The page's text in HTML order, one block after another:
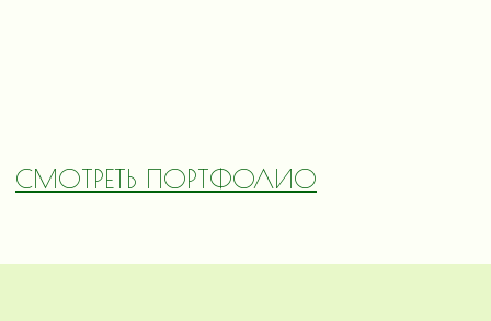
СМОТРЕТЬ ПОРТФОЛИО